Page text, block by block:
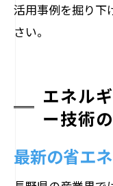
活用事例を掘り下
さい。
エネル
ー技術
最新の省エ